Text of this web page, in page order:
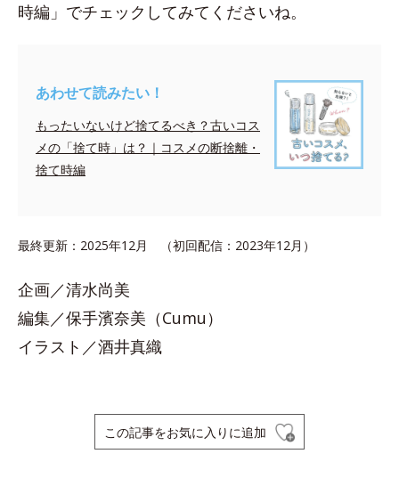
時編」でチェックしてみてくださいね。
あわせて読みたい！
もったいないけど捨てるべき？古いコス
メの「捨て時」は？｜コスメの断捨離・
捨て時編
最終更新：2025年12月 （初回配信：2023年12月）
企画／清水尚美
編集／保手濱奈美（Cumu）
イラスト／酒井真織
この記事をお気に入りに追加